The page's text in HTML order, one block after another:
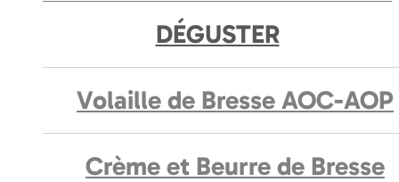
DÉGUSTER
Volaille de Bresse AOC-AOP
Crème et Beurre de Bresse